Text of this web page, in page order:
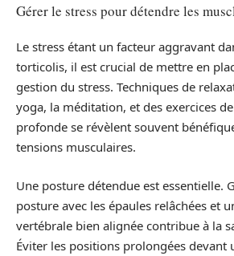
Gérer le stress pour détendre les
Le stress étant un facteur aggravant
torticolis, il est crucial de mettre en
gestion du stress. Techniques de
yoga, la méditation, et des exercices
profonde se révèlent souvent
tensions musculaires.
Une posture détendue est essentielle.
posture avec les épaules relâchées et
vertébrale bien alignée contribue à la
Éviter les positions prolongées devant